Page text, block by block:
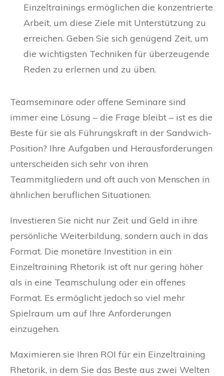
Einzeltrainings ermöglichen die konzentrierte
Arbeit, um diese Ziele mit Unterstützung zu
erreichen. Geben Sie sich genügend Zeit, um
die wichtigsten Techniken für überzeugende
Reden zu erlernen und zu üben.
Teamseminare oder offene Seminare sind
immer eine Lösung – die Frage bleibt – ist es die
Beste für sie als Führungskraft in der Sandwich-
Position? Ihre Aufgaben und Herausforderungen
unterscheiden sich sehr von ihren
Teammitgliedern und oft auch von Menschen in
ähnlichen beruflichen Situationen.
Investieren Sie nicht nur Zeit und Geld in ihre
persönliche Weiterbildung, sondern auch in das
Format. Die monetäre Investition in ein
Einzeltraining Rhetorik ist oft nur gering höher
als in eine Teamschulung oder ein offenes
Format. Es ermöglicht jedoch so viel mehr
Spielraum um auf Ihre Anforderungen
einzugehen.
Maximieren sie Ihren ROI für ein Einzeltraining
Rhetorik, in dem Sie das Beste aus zwei Welten